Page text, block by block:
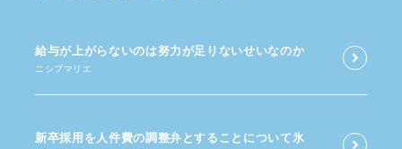
給与が​上がらないのは​努力が​足りないせいなのか
ニシブマリエ
新卒採用を​人件費の​調整弁と​する​ことに​ついて​氷